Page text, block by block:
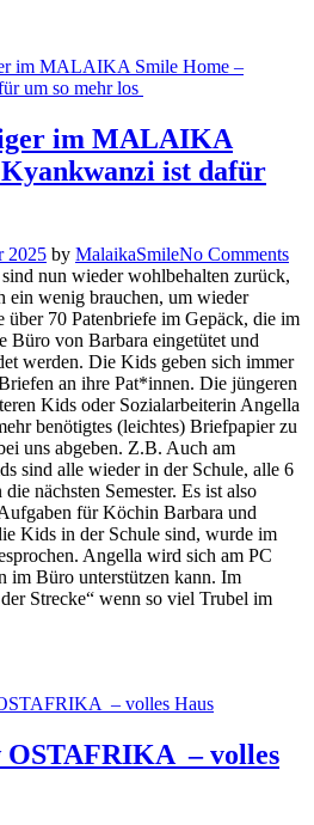
im MALAIKA
ist dafür
2025 by MalaikaSmileNo Comments
nun wieder wohlbehalten zurück,
ein wenig brauchen, um wieder
über 70 Patenbriefe im Gepäck, die im
von Barbara eingetütet und
werden. Die Kids geben sich immer
an ihre Pat*innen. Die jüngeren
Kids oder Sozialarbeiterin Angella
benötigtes (leichtes) Briefpapier zu
uns abgeben. Z.B. Auch am
sind alle wieder in der Schule, alle 6
nächsten Semester. Es ist also
für Köchin Barbara und
Kids in der Schule sind, wurde im
Angella wird sich am PC
im Büro unterstützen kann. Im
Strecke“ wenn so viel Trubel im
OSTAFRIKA – volles